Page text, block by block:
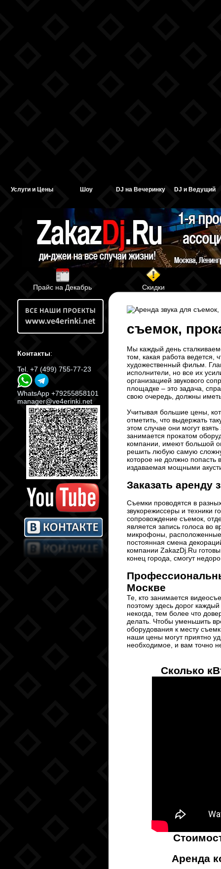
Услуги и Цены Шоу DJ на Вечеринку DJ и Ведущий
Прайс на Декабрь Скидки
Контакты:
Tel. +7 (499) 755-77-23
WhatsApp +79255858101
manager@ve4erinki.net
съемок,
Мы каждый день
том, какая работа ведется,
художественный фильм.
исполнители, но все их
организацией звукового
площадке – это задача,
свою очередь, должны
Учитывая большие цены,
отметить, что выдержать
этом случае они могут
занимается прокатом
компании, имеют большой
решить любую самую
которое не должно попасть
издаваемая мощными
Заказать аренду
Съемки проводятся в
звукорежиссеры и техники
сопровождение съемок,
является запись голоса во
микрофоны,
постоянная смена
компании ZakazDj.Ru
конец города, смогут
Москве
Те, кто занимается
поэтому здесь дорог
некогда, тем более что
делать. Чтобы уменьшить
оборудования к месту
наши цены могут приятно
необходимое, и вам точно
Сколько
Аренда